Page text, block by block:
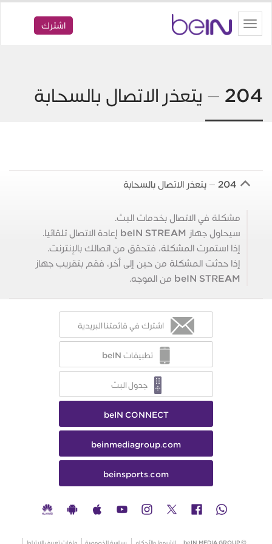
Toggle
navigation
اشترك
204 – يتعذر الاتصال بالسحابة
B 204 – يتعذر الاتصال بالسحابة
مشكلة في الاتصال بخدمات البث.
سيحاول جهاز beIN STREAM إعادة الاتصال تلقائيا.
إذا استمرت المشكلة، فتحقق من اتصالك بالإنترنت.
إذا حدثت المشكلة من حين إلى أخر، فقم بتقريب جهاز
beIN STREAM من الموجه.
اشترك في قائمتنا البريدية
تطبيقات beIN
جدول البث
beIN CONNECT
beinmediagroup.com
beinsports.com
© beIN MEDIA GROUP الشروط والأحكام سياسة الخصوصية ملفات تعريف الارتباط